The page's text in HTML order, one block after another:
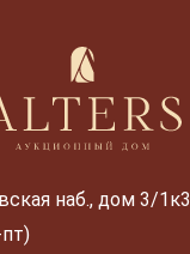
наб., дом 3/1к3